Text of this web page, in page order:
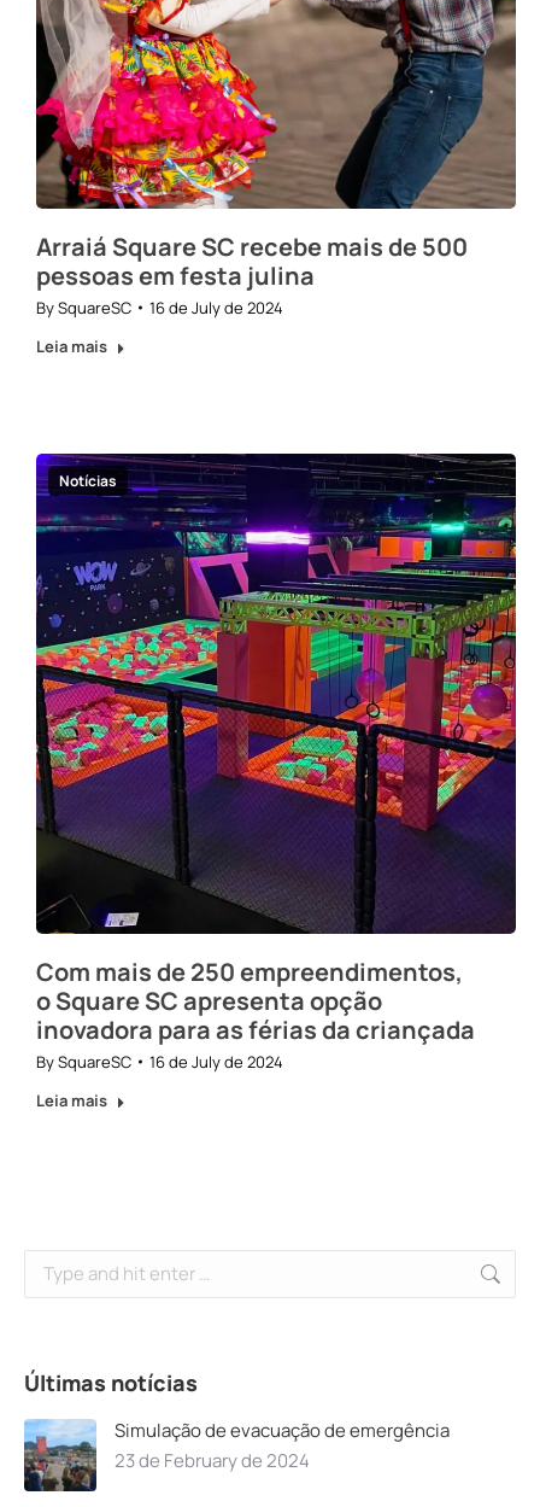
Arraiá Square SC recebe mais de 500
pessoas em festa julina
BySquareSC
16 de July de 2024
Leia mais
Notícias
Com mais de 250 empreendimentos,
o Square SC apresenta opção
inovadora para as férias da criançada
BySquareSC
16 de July de 2024
Leia mais
Últimas notícias
Simulação de evacuação de emergência
23 de February de 2024